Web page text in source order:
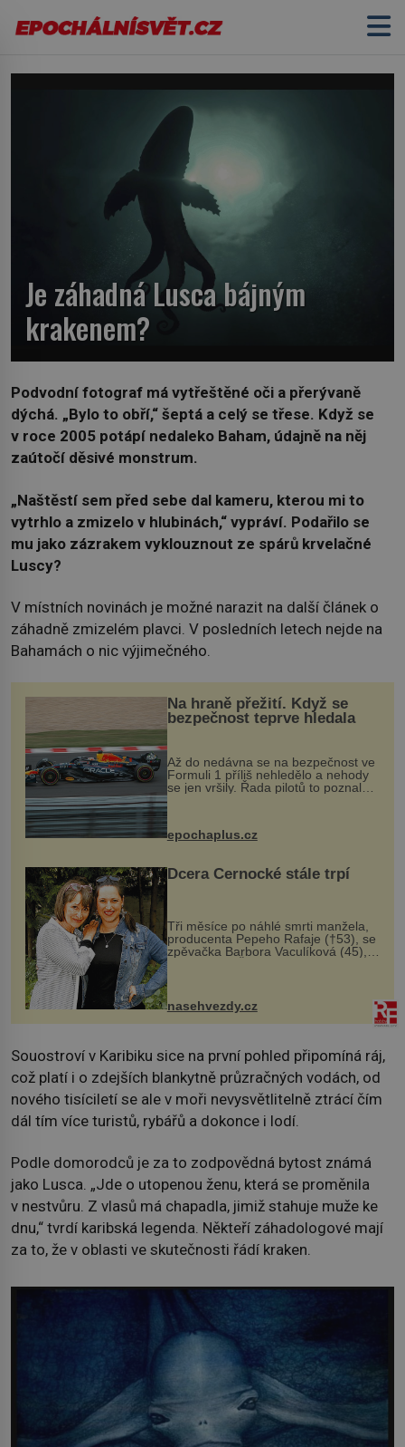
Je záhadná Lusca bájným
krakenem?
Podvodní fotograf má vytřeštěné oči a přerývaně
dýchá. „Bylo to obří,“ šeptá a celý se třese. Když se
v roce 2005 potápí nedaleko Baham, údajně na něj
zaútočí děsivé monstrum.
„Naštěstí sem před sebe dal kameru, kterou mi to
vytrhlo a zmizelo v hlubinách,“ vypráví. Podařilo se
mu jako zázrakem vyklouznout ze spárů krvelačné
Luscy?
V místních novinách je možné narazit na další článek o
záhadně zmizelém plavci. V posledních letech nejde na
Bahamách o nic výjimečného.
Na hraně přežití. Když se
bezpečnost teprve hledala
Až do nedávna se na bezpečnost ve
Formuli 1 příliš nehledělo a nehody
se jen vršily. Řada pilotů to poznala
na vlastní kůži, často s trvalými
následky nebo bohužel i ztrátou
života. Dnes nepochopiteln...
epochaplus.cz
Dcera Černocké stále trpí
Tři měsíce po náhlé smrti manžela,
producenta Pepeho Rafaje (†53), se
zpěvačka Barbora Vaculíková (45),
dcera Petry Černocké (75), poprvé
ozvala veřejnosti. Na sociální síti
sdílela, že se snaží fung...
nasehvezdy.cz
Souostroví v Karibiku sice na první pohled připomíná ráj,
což platí i o zdejších blankytně průzračných vodách, od
nového tisíciletí se ale v moři nevysvětlitelně ztrácí čím
dál tím více turistů, rybářů a dokonce i lodí.
Podle domorodců je za to zodpovědná bytost známá
jako Lusca. „Jde o utopenou ženu, která se proměnila
v nestvůru. Z vlasů má chapadla, jimiž stahuje muže ke
dnu,“ tvrdí karibská legenda. Někteří záhadologové mají
za to, že v oblasti ve skutečnosti řádí kraken.